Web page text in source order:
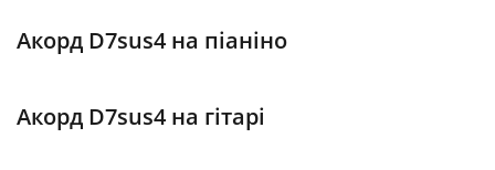
Акорд D7sus4 на піаніно
Акорд D7sus4 на гітарі